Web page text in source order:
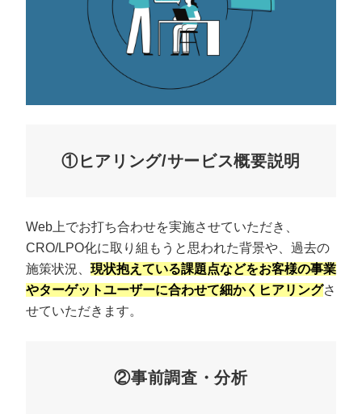
①ヒアリング/サービス概要説明
Web上でお打ち合わせを実施させていただき、
CRO/LPO化に取り組もうと思われた背景や、過去の
施策状況、 現状抱えている課題点などをお客様の事業
やターゲットユーザーに合わせて細かくヒアリングさ
せていただきます。
②事前調査・分析